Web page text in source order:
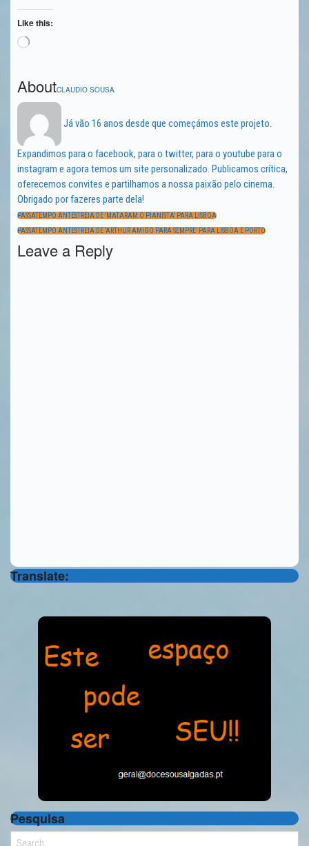
Like this:
Loading…
AboutCLAUDIO SOUSA
Já vão 16 anos desde que começámos este projeto.
Expandimos para o facebook, para o twitter, para o youtube para o
instagram e agora temos um site personalizado. Publicamos crítica,
oferecemos convites e partilhamos a nossa paixão pelo cinema.
Obrigado por fazeres parte dela!
Navegação
de
artigos
PREVIOUS
PASSATEMPO ANTESTREIA DE ‘MATARAM O PIANISTA’ PARA LISBOA
NEXT
PASSATEMPO ANTESTREIA DE ‘ARTHUR AMIGO PARA SEMPRE’ PARA LISBOA E PORTO
Leave a Reply
Translate:
Pesquisa
Search